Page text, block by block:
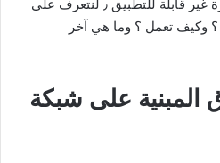
من التحويلات أم انها مجرد فكرة غير قابلة للتطبيق ٫ لنتعرف على
بالتفصيل ٫ ما هي ؟ وكيف تعمل ؟ وما هي آخر
المبنية على شبكة